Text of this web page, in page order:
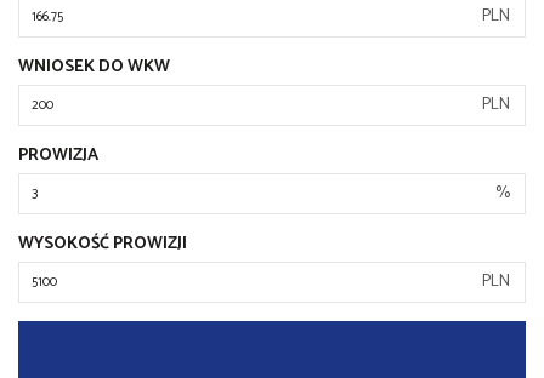
PLN
WNIOSEK DO WKW
PLN
PROWIZJA
%
WYSOKOŚĆ PROWIZJI
PLN